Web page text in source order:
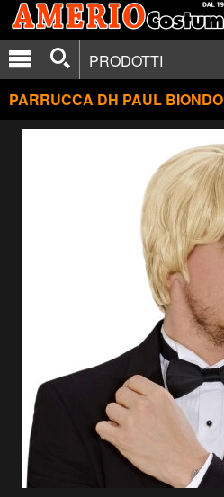
PRODOTTI
PARRUCCA DH PAUL BIONDO